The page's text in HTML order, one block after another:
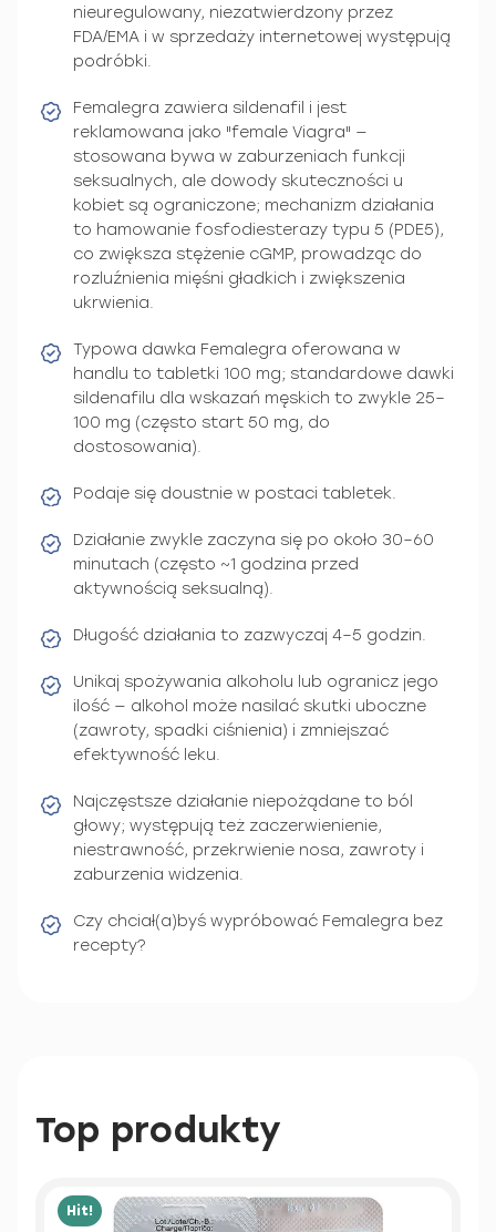
nieuregulowany, niezatwierdzony przez
FDA/EMA i w sprzedaży internetowej występują
podróbki.
Femalegra zawiera sildenafil i jest
reklamowana jako "female Viagra" —
stosowana bywa w zaburzeniach funkcji
seksualnych, ale dowody skuteczności u
kobiet są ograniczone; mechanizm działania
to hamowanie fosfodiesterazy typu 5 (PDE5),
co zwiększa stężenie cGMP, prowadząc do
rozluźnienia mięśni gładkich i zwiększenia
ukrwienia.
Typowa dawka Femalegra oferowana w
handlu to tabletki 100 mg; standardowe dawki
sildenafilu dla wskazań męskich to zwykle 25–
100 mg (często start 50 mg, do
dostosowania).
Podaje się doustnie w postaci tabletek.
Działanie zwykle zaczyna się po około 30–60
minutach (często ~1 godzina przed
aktywnością seksualną).
Długość działania to zazwyczaj 4–5 godzin.
Unikaj spożywania alkoholu lub ogranicz jego
ilość — alkohol może nasilać skutki uboczne
(zawroty, spadki ciśnienia) i zmniejszać
efektywność leku.
Najczęstsze działanie niepożądane to ból
głowy; występują też zaczerwienienie,
niestrawność, przekrwienie nosa, zawroty i
zaburzenia widzenia.
Czy chciał(a)byś wypróbować Femalegra bez
recepty?
Top produkty
Hit!